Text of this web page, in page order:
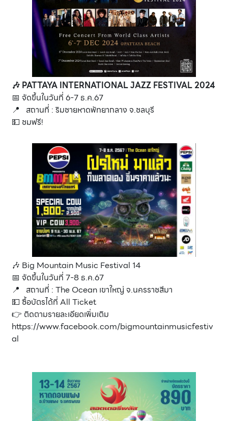
🎶 PATTAYA INTERNATIONAL JAZZ FESTIVAL 2024
📅 จัดขึ้นในวันที่ 6-7 ธ.ค.67
📍 สถานที่ : ริมชายหาดพัทยากลาง จ.ชลบุรี
💵 ชมฟรี!
🎶 Big Mountain Music Festival 14
📅 จัดขึ้นในวันที่ 7-8 ธ.ค.67
📍 สถานที่ : The Ocean เขาใหญ่ จ.นครราชสีมา
💵 ซื้อบัตรได้ที่ All Ticket
👉 ติดตามรายละเอียดเพิ่มเติม
https://www.facebook.com/bigmountainmusicfestiv
al